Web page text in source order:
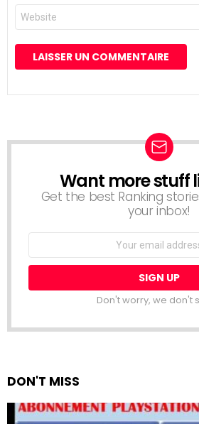
Site
web
NEWSLETTER
Want more stuff
Get the best Ranking
your inbox!
Email
Don't worry, we don't
DON'T MISS